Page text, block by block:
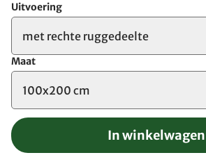
Uitvoering
met rechte ruggedeelte
Maat
100x200 cm
In winkelwagen